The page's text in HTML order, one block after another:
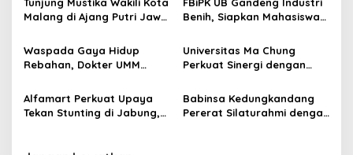
v
i
g
a
t
i
Malang di Ajang Putri Jawa
Beri Dukungan Melalui
Instagram
Benih, Siapkan Mahasiswa
Waspada Gaya Hidup
Rebahan, Dokter UMM
hingga Hipertensi
Universitas Ma Chung
Perkuat Sinergi dengan
Tingkatkan Layanan
Kesehatan Masyarakat
Alfamart Perkuat Upaya
Tekan Stunting di Jabung,
Babinsa Kedungkandang
Pererat Silaturahmi dengan